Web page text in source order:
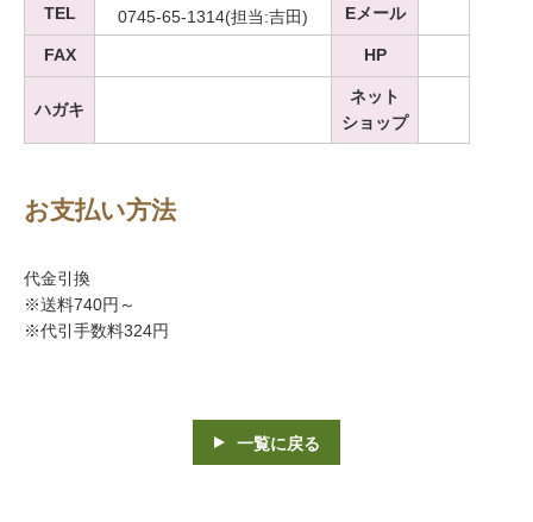
TEL 0745-65-1314(担当:吉田) Eメール
FAX HP
ハガキ
ネット
ショップ
お支払い方法
代金引換
※送料740円～
※代引手数料324円
一覧に戻る